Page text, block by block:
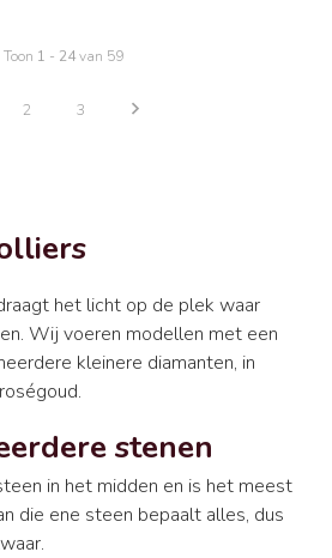
Toon 1 - 24van 59
2 3
het licht op de plek waar
Wij voeren modellen met een
kleinere diamanten, in
stenen
in het midden en is het meest
die ene steen bepaalt alles, dus